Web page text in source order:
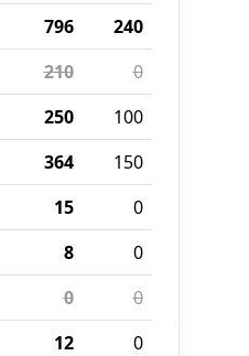
796
240
210
0
250
100
364
150
15
0
8
0
0
0
12
0